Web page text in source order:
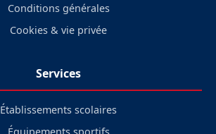
Conditions générales
Cookies & vie privée
Services
Établissements scolaires